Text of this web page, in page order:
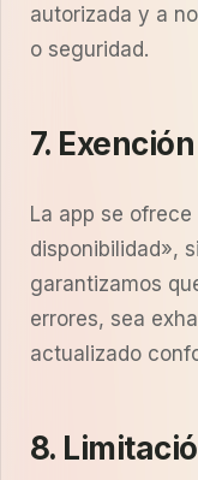
autorizada y a
o seguridad.
7.
La app se
disponibilidad»,
garantizamos
errores, sea
actualizado
8.